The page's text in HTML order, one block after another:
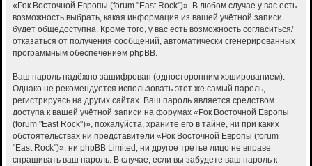
«Рок Восточной Европы (forum "East Rock")». В любом случае у вас есть
возможность выбрать, какая информация из вашей учётной записи
будет общедоступна. Кроме того, у вас есть возможность согласиться/
отказаться от получения сообщений, автоматически сгенерированных
программным обеспечением phpBB.
Ваш пароль надёжно зашифрован (односторонним хэшированием).
Однако не рекомендуется использовать этот же самый пароль,
регистрируясь на других сайтах. Ваш пароль является средством
доступа к вашей учётной записи на форумах «Рок Восточной Европы
(forum "East Rock")», пожалуйста, храните его в тайне, ни при каких
обстоятельствах ни представители «Рок Восточной Европы (forum
"East Rock")», ни phpBB Limited, ни другое третье лицо не вправе
спрашивать ваш пароль. В случае, если вы забудете ваш пароль к